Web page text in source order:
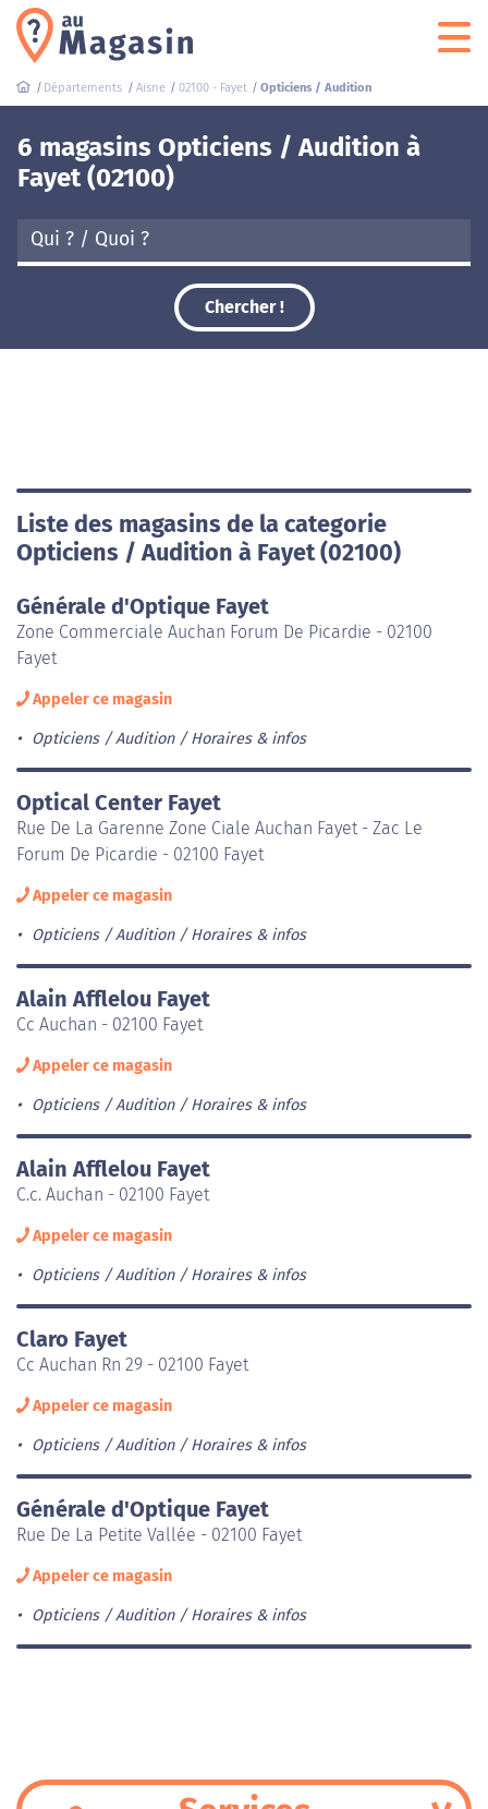
Départements Aisne 02100 - Fayet Opticiens / Audition
6 magasins Opticiens / Audition à
Fayet (02100)
Chercher !
Liste des magasins de la categorie
Opticiens / Audition à Fayet (02100)
Générale d'Optique Fayet
Zone Commerciale Auchan Forum De Picardie - 02100
Fayet
Appeler ce magasin
Opticiens / Audition Horaires & infos
Optical Center Fayet
Rue De La Garenne Zone Ciale Auchan Fayet - Zac Le
Forum De Picardie - 02100 Fayet
Appeler ce magasin
Opticiens / Audition Horaires & infos
Alain Afflelou Fayet
Cc Auchan - 02100 Fayet
Appeler ce magasin
Opticiens / Audition Horaires & infos
Alain Afflelou Fayet
C.c. Auchan - 02100 Fayet
Appeler ce magasin
Opticiens / Audition Horaires & infos
Claro Fayet
Cc Auchan Rn 29 - 02100 Fayet
Appeler ce magasin
Opticiens / Audition Horaires & infos
Générale d'Optique Fayet
Rue De La Petite Vallée - 02100 Fayet
Appeler ce magasin
Opticiens / Audition Horaires & infos